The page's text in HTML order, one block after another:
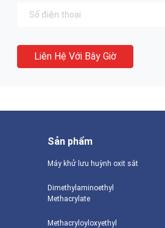
Liên Hệ Với Bây Giờ
Sản phẩm
Máy khử lưu huỳnh oxit sắt
Dimethylaminoethyl
Methacrylate
Methacryloyloxyethyl